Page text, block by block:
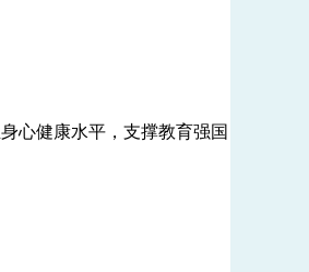
心健康水平，支撑教育强国